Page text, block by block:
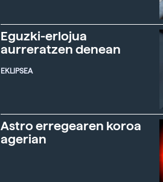
Eguzki-erlojua
aurreratzen denean
EKLIPSEA
Astro erregearen koroa
agerian